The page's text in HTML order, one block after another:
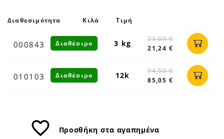
Petfan
Διαθεσιμότητα Κιλά Τιμή
000843 3 kg
23,60 €
21,24 €
Διαθέσιμο
010103 12k
94,50 €
85,05 €
Διαθέσιμο
favorite_border Προσθήκη στα αγαπημένα